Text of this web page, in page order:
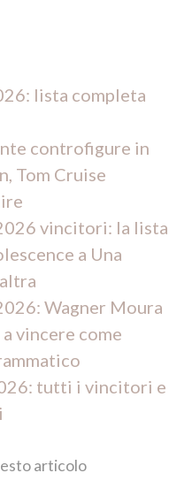
lista completa
controfigure in
Tom Cruise
vincitori: la lista
a Una
Wagner Moura
vincere come
tutti i vincitori e
articolo